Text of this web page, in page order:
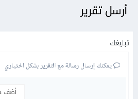
أرسل تقرير
تبليغك
يمكنك إرسال رسالة مع التقرير بشكل اختياري
أضف